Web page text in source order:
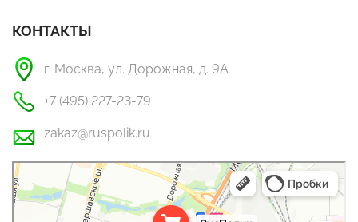
КОНТАКТЫ
г. Москва, ул. Дорожная, д. 9А
+7 (495) 227-23-79
zakaz@ruspolik.ru
РусПолик
Оргстекло, поликарбонат в Москве
Строительные и отделочные работы в Москве